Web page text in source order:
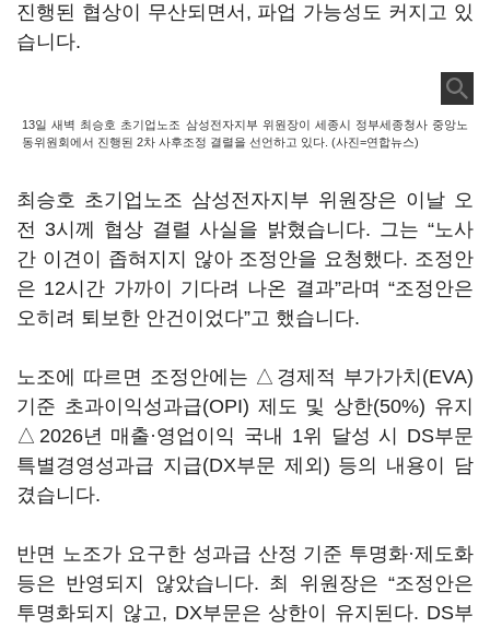
진행된 협상이 무산되면서, 파업 가능성도 커지고 있
습니다.
13일 새벽 최승호 초기업노조 삼성전자지부 위원장이 세종시 정부세종청사 중앙노
동위원회에서 진행된 2차 사후조정 결렬을 선언하고 있다. (사진=연합뉴스)
최승호 초기업노조 삼성전자지부 위원장은 이날 오
전 3시께 협상 결렬 사실을 밝혔습니다. 그는 “노사
간 이견이 좁혀지지 않아 조정안을 요청했다. 조정안
은 12시간 가까이 기다려 나온 결과”라며 “조정안은
오히려 퇴보한 안건이었다”고 했습니다.
노조에 따르면 조정안에는 △경제적 부가가치(EVA)
기준 초과이익성과급(OPI) 제도 및 상한(50%) 유지
△2026년 매출·영업이익 국내 1위 달성 시 DS부문
특별경영성과급 지급(DX부문 제외) 등의 내용이 담
겼습니다.
반면 노조가 요구한 성과급 산정 기준 투명화·제도화
등은 반영되지 않았습니다. 최 위원장은 “조정안은
투명화되지 않고, DX부문은 상한이 유지된다. DS부